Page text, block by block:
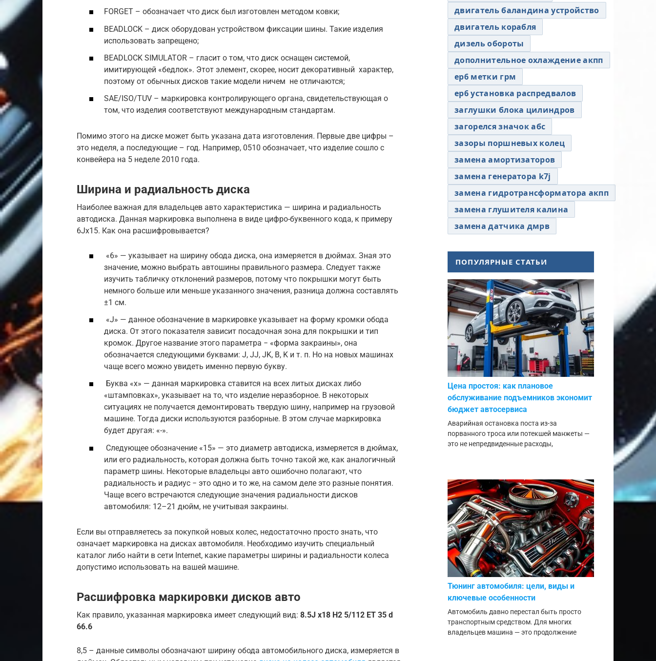
FORGET – обозначает что диск был изготовлен методом ковки;
BEADLOCK – диск оборудован устройством фиксации шины. Такие изделия
использовать запрещено;
BEADLOCK SIMULATOR – гласит о том, что диск оснащен системой,
имитирующей «бедлок». Этот элемент, скорее, носит декоративный характер,
поэтому от обычных дисков такие модели ничем не отличаются;
SAE/ISO/TUV – маркировка контролирующего органа, свидетельствующая о
том, что изделия соответствуют международным стандартам.
Помимо этого на диске может быть указана дата изготовления. Первые две цифры –
это неделя, а последующие – год. Например, 0510 обозначает, что изделие сошло с
конвейера на 5 неделе 2010 года.
Ширина и радиальность диска
Наиболее важная для владельцев авто характеристика — ширина и радиальность
автодиска. Данная маркировка выполнена в виде цифро-буквенного кода, к примеру
6Jx15. Как она расшифровывается?
«6» — указывает на ширину обода диска, она измеряется в дюймах. Зная это
значение, можно выбрать автошины правильного размера. Следует также
изучить табличку отклонений размеров, потому что покрышки могут быть
немного больше или меньше указанного значения, разница должна составлять
±1 см.
«J» — данное обозначение в маркировке указывает на форму кромки обода
диска. От этого показателя зависит посадочная зона для покрышки и тип
кромок. Другое название этого параметра − «форма закраины», она
обозначается следующими буквами: J, JJ, JK, B, K и т. п. Но на новых машинах
чаще всего можно увидеть именно первую букву.
Буква «х» — данная маркировка ставится на всех литых дисках либо
«штамповках», указывает на то, что изделие неразборное. В некоторых
ситуациях не получается демонтировать твердую шину, например на грузовой
машине. Тогда диски используются разборные. В этом случае маркировка
будет другая: «-».
Следующее обозначение «15» — это диаметр автодиска, измеряется в дюймах,
или его радиальность, которая должна быть точно такой же, как аналогичный
параметр шины. Некоторые владельцы авто ошибочно полагают, что
радиальность и радиус − это одно и то же, на самом деле это разные понятия.
Чаще всего встречаются следующие значения радиальности дисков
автомобиля: 12–21 дюйм, не учитывая закраины.
Если вы отправляетесь за покупкой новых колес, недостаточно просто знать, что
означает маркировка на дисках автомобиля. Необходимо изучить специальный
каталог либо найти в сети Internet, какие параметры ширины и радиальности колеса
допустимо использовать на вашей машине.
Расшифровка маркировки дисков авто
Как правило, указанная маркировка имеет следующий вид: 8.5J x18 Н2 5/112 ET 35 d
66.6
8,5 – данные символы обозначают ширину обода автомобильного диска, измеряется в
двигатель баландина устройство
двигатель корабля
дизель обороты
дополнительное охлаждение акпп
ер6 метки грм
ер6 установка распредвалов
заглушки блока цилиндров
загорелся значок абс
зазоры поршневых колец
замена амортизаторов
замена генератора k7j
замена гидротрансформатора акпп
замена глушителя калина
замена датчика дмрв
ПОПУЛЯРНЫЕ СТАТЬИ
Цена простоя: как плановое
обслуживание подъемников экономит
бюджет автосервиса
Аварийная остановка поста из-за
порванного троса или потекшей манжеты —
это не непредвиденные расходы,
Тюнинг автомобиля: цели, виды и
ключевые особенности
Автомобиль давно перестал быть просто
транспортным средством. Для многих
владельцев машина — это продолжение